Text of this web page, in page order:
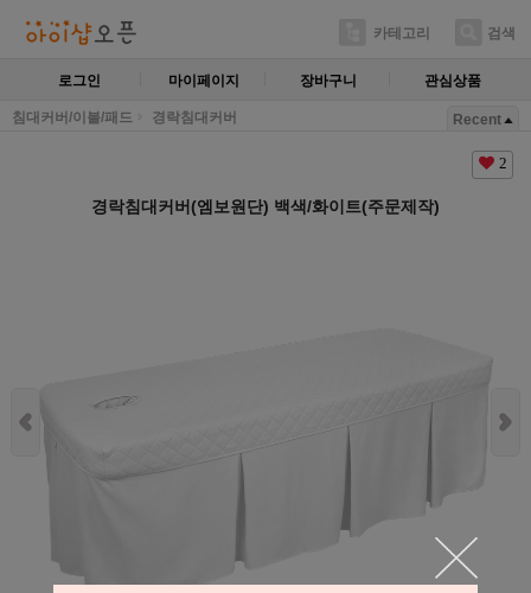
카테고리 검색
로그인 마이페이지 장바구니 관심상품
침대커버/이불/패드 경락침대커버 Recent
2
경락침대커버(엠보원단) 백색/화이트(주문제작)